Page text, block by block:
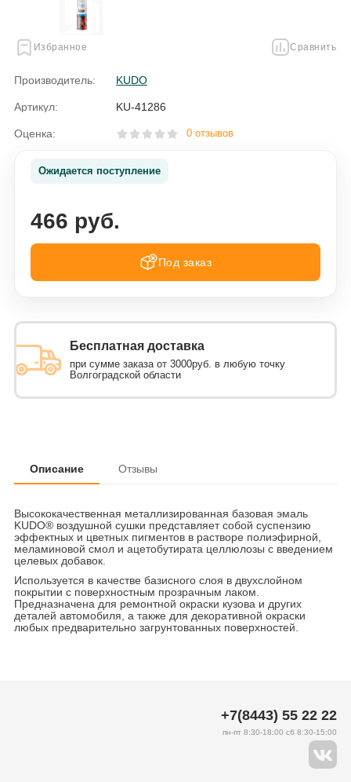
Избранное Сравнить
Производитель: KUDO
Артикул: KU-41286
Оценка: 0 отзывов
Ожидается поступление
466 руб.
Под заказ
Бесплатная доставка
при сумме заказа от 3000руб. в любую точку
Волгоградской области
Описание Отзывы
Высококачественная металлизированная базовая эмаль
KUDO® воздушной сушки представляет собой суспензию
эффектных и цветных пигментов в растворе полиэфирной,
меламиновой смол и ацетобутирата целлюлозы с введением
целевых добавок.
Используется в качестве базисного слоя в двухслойном
покрытии с поверхностным прозрачным лаком.
Предназначена для ремонтной окраски кузова и других
деталей автомобиля, а также для декоративной окраски
любых предварительно загрунтованных поверхностей.
+7(8443) 55 22 22
пн-пт 8:30-18:00 сб 8:30-15:00